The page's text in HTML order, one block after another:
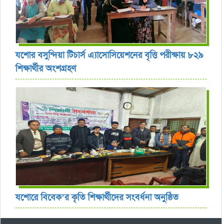
যশোর বসুন্দিয়া টিচার্স এ্যাসোসিয়েশনের বৃত্তি পরীক্ষায় ৮২৯
শিক্ষার্থীর অংশগ্রহণ
যশোরে বিবেক’র কৃতি শিক্ষার্থীদের সংবর্ধনা অনুষ্ঠিত